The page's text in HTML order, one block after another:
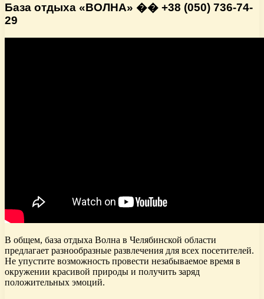
База отдыха «ВОЛНА» �� +38 (050) 736-74-
29
В общем, база отдыха Волна в Челябинской области
предлагает разнообразные развлечения для всех посетителей.
Не упустите возможность провести незабываемое время в
окружении красивой природы и получить заряд
положительных эмоций.